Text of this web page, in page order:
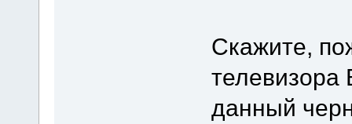
Скажите,
телевизора
данный